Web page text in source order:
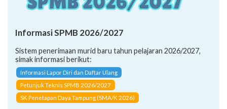
Informasi SPMB 2026/2027
Sistem penerimaan murid baru tahun pelajaran 2026/2027,
simak informasi berikut:
Informasi Lapor Diri dan Daftar Ulang
Petunjuk Teknis SPMB 2026/2027
SK Penetapan Daya Tampung (SMA/K 2026)